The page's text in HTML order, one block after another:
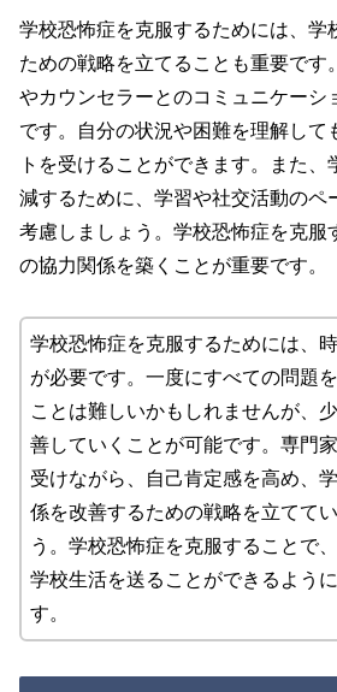
学校恐怖症を克服するためには、学
ための戦略を立てることも重要です
やカウンセラーとのコミュニケーシ
です。自分の状況や困難を理解して
トを受けることができます。また
減するために、学習や社交活動のペ
考慮しましょう。学校恐怖症を克服
の協力関係を築くことが重要です。
学校恐怖症を克服するためには、
が必要です。一度にすべての問題
ことは難しいかもしれませんが、
善していくことが可能です。専門
受けながら、自己肯定感を高め、
係を改善するための戦略を立てて
う。学校恐怖症を克服することで
学校生活を送ることができるよう
す。